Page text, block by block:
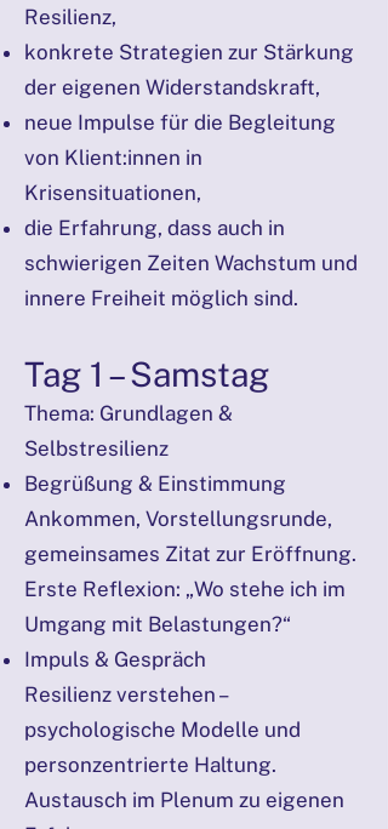
Resilienz,
konkrete Strategien zur Stärkung
der eigenen Widerstandskraft,
neue Impulse für die Begleitung
von Klient:innen in
Krisensituationen,
die Erfahrung, dass auch in
schwierigen Zeiten Wachstum und
innere Freiheit möglich sind.
Tag 1 – Samstag
Thema: Grundlagen &
Selbstresilienz
Begrüßung & Einstimmung
Ankommen, Vorstellungsrunde,
gemeinsames Zitat zur Eröffnung.
Erste Reflexion: „Wo stehe ich im
Umgang mit Belastungen?“
Impuls & Gespräch
Resilienz verstehen –
psychologische Modelle und
personzentrierte Haltung.
Austausch im Plenum zu eigenen